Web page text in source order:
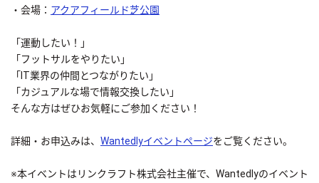
・会場： アクアフィールド芝公園
「運動したい！」
「フットサルをやりたい」
「IT業界の仲間とつながりたい」
「カジュアルな場で情報交換したい」
そんな方はぜひお気軽にご参加ください！
詳細・お申込みは、 Wantedlyイベントページをご覧ください。
※本イベントはリンクラフト株式会社主催で、Wantedlyのイベント